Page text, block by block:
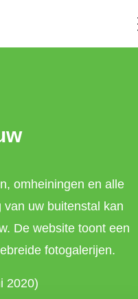
omheiningen en alle
uw buitenstal kan
De website toont een
fotogalerijen.
2020)